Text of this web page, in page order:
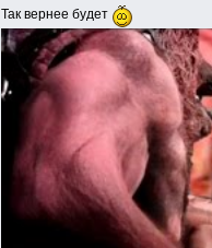
Так вернее будет